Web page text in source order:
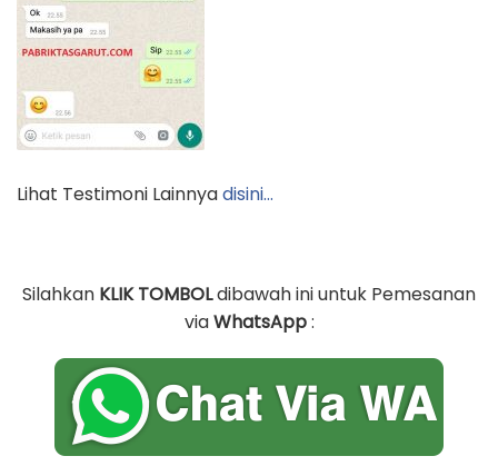
Lihat Testimoni Lainnyadisini…
Silahkan KLIK TOMBOLdibawah ini untuk Pemesanan
viaWhatsApp: